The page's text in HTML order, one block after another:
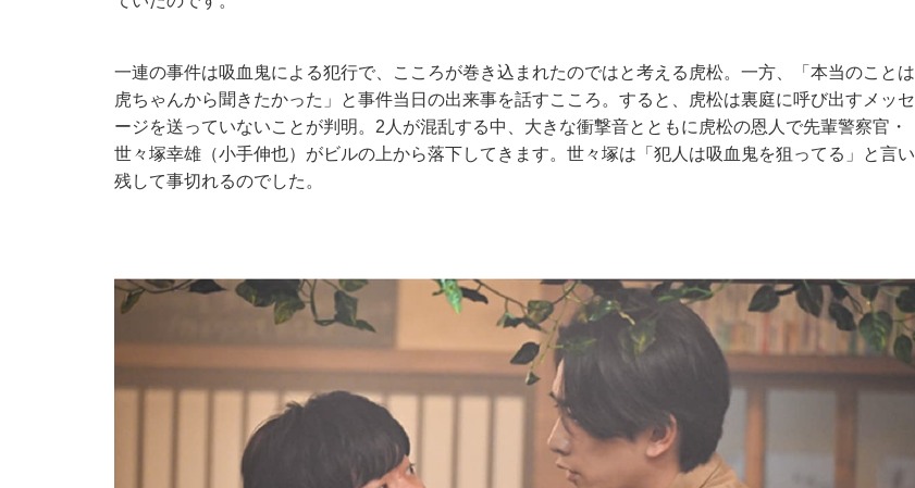
一連の事件は吸血鬼による犯行で、こころが巻き込まれたのではと考える虎松。一方、「本当のことは
虎ちゃんから聞きたかった」と事件当日の出来事を話すこころ。すると、虎松は裏庭に呼び出すメッセ
ージを送っていないことが判明。2人が混乱する中、大きな衝撃音とともに虎松の恩人で先輩警察官・
世々塚幸雄（小手伸也）がビルの上から落下してきます。世々塚は「犯人は吸血鬼を狙ってる」と言い
残して事切れるのでした。